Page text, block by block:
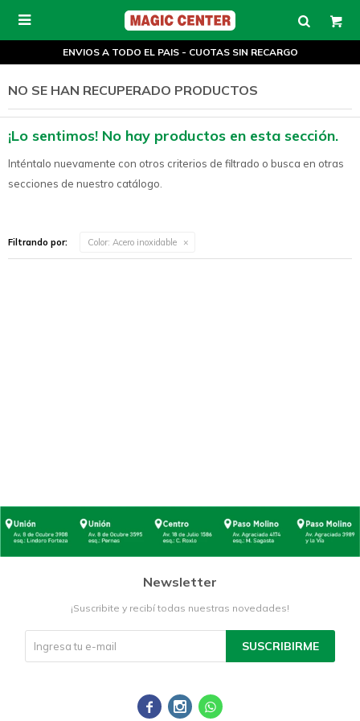

ENVIOS A TODO EL PAIS - CUOTAS SIN RECARGO
NO SE HAN RECUPERADO PRODUCTOS
¡Lo sentimos! No hay productos en esta sección.
Inténtalo nuevamente con otros criterios de filtrado o busca en otras
secciones de nuestro catálogo.
Filtrando por: Color: Acero inoxidable
Newsletter
¡Suscribite y recibí todas nuestras novedades!
SUSCRIBIRME
  